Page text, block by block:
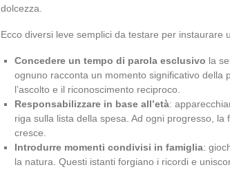
dolcezza.
Ecco diversi leve semplici da testare per instaurare
Concedere un tempo di parola esclusivo la
ognuno racconta un momento significativo della
l’ascolto e il riconoscimento reciproco.
Responsabilizzare in base all’età:
riga sulla lista della spesa. Ad ogni progresso,
cresce.
Introdurre momenti condivisi in famiglia:
la natura. Questi istanti forgiano i ricordi e